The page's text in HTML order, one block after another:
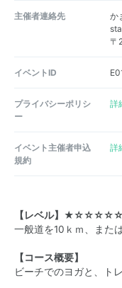
主催者連絡先
か
〒
イベントID
プライバシーポリシ
ー
詳
イベント主催者申込
規約
詳
【レベル】★☆☆☆☆☆
一般道を10ｋｍ、また
【コース概要】
ビーチでのヨガと、ト